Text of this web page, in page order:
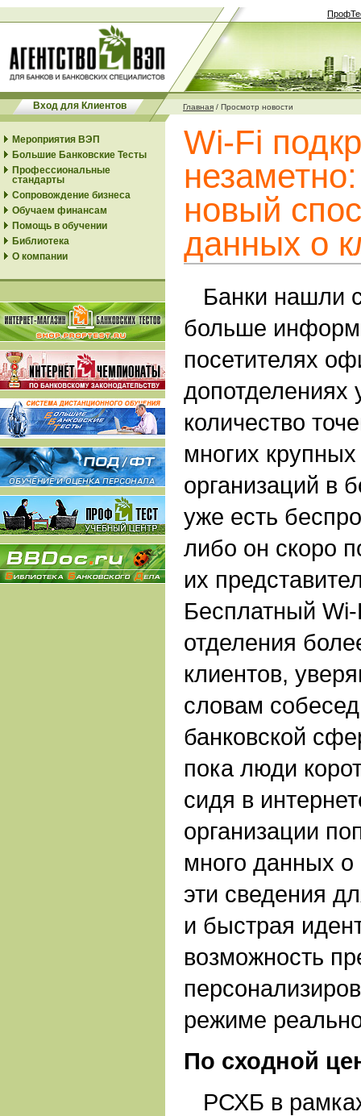
Вход для Клиентов Главная / Просмотр новости
Мероприятия ВЭП
Большие Банковские Тесты
Профессиональные
стандарты
Сопровождение бизнеса
Обучаем финансам
Помощь в обучении
Библиотека
О компании
Wi-Fi
новый
данных о
Банки нашли
больше
посетителях
допотделениях
количество
многих
организаций в
уже есть
либо он скоро
их
Бесплатный Wi-
отделения
клиентов,
словам
банковской
пока люди
сидя в
организации
много данных
эти сведения
и быстрая
возможность
режиме
По сходной
РСХБ в